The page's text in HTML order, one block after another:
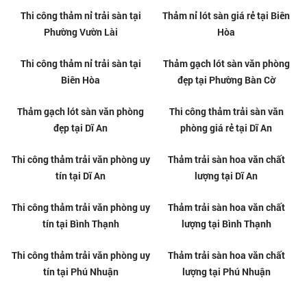
Thảm nỉ trải sàn giá tốt tại Thủ
Dầu Một
Thi công thảm văn phòng uy tín
tại Thủ Dầu Một
Vườn Lài
tại Vườn Lài